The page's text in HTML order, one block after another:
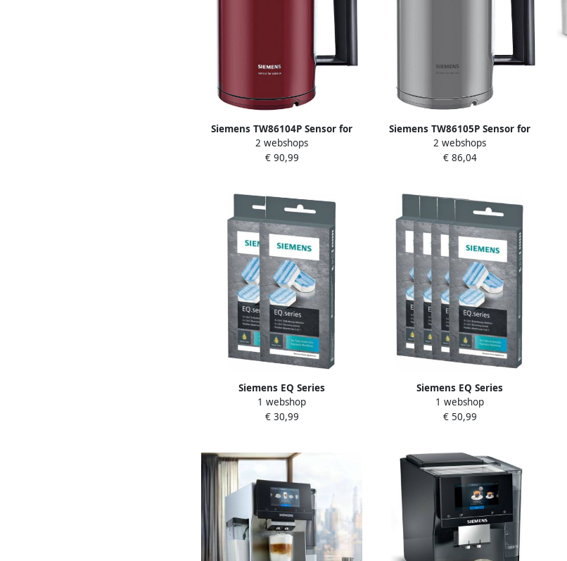
Siemens TW86104P Sensor for
Senses Waterkoker Rood
2 webshops
€ 90,99
Siemens TW86105P Sensor for
Senses Waterkoker Licht Grijs
2 webshops
€ 86,04
Siemens EQ Series
Ontkalkingstabletten 6 Stuks
(2x3 stuks)
1 webshop
€ 30,99
Siemens EQ Series
Ontkalkingstabletten 12 Stuks
(4x3 stuks)
1 webshop
€ 50,99